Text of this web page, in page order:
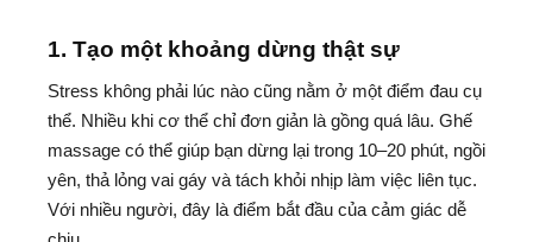
1. Tạo một khoảng dừng thật sự
Stress không phải lúc nào cũng nằm ở một điểm đau cụ
thể. Nhiều khi cơ thể chỉ đơn giản là gồng quá lâu. Ghế
massage có thể giúp bạn dừng lại trong 10–20 phút, ngồi
yên, thả lỏng vai gáy và tách khỏi nhịp làm việc liên tục.
Với nhiều người, đây là điểm bắt đầu của cảm giác dễ